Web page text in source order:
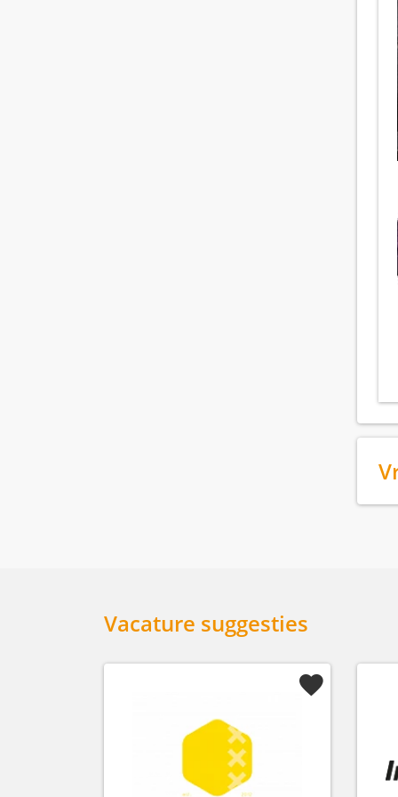
Vacature suggesties